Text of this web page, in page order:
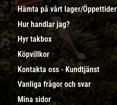
Hämta på vårt lager/Öppettider
Hur handlar jag?
Hyr takbox
Köpvillkor
Kontakta oss - Kundtjänst
Vanliga frågor och svar
Mina sidor